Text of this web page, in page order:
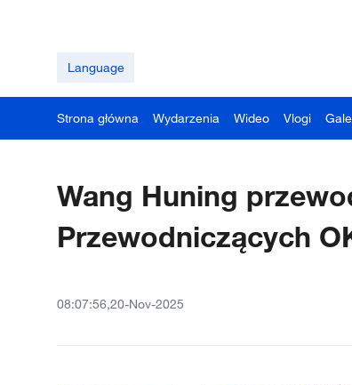
Language
Strona główna Wydarzenia Wideo Vlogi
Wang Huning
Przewodniczących
08:07:56,20-Nov-2025